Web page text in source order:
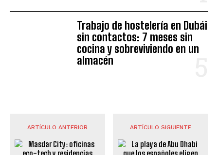
Trabajo de hostelería en Dubái
sin contactos: 7 meses sin
cocina y sobreviviendo en un
almacén
ARTÍCULO ANTERIOR ARTÍCULO SIGUIENTE